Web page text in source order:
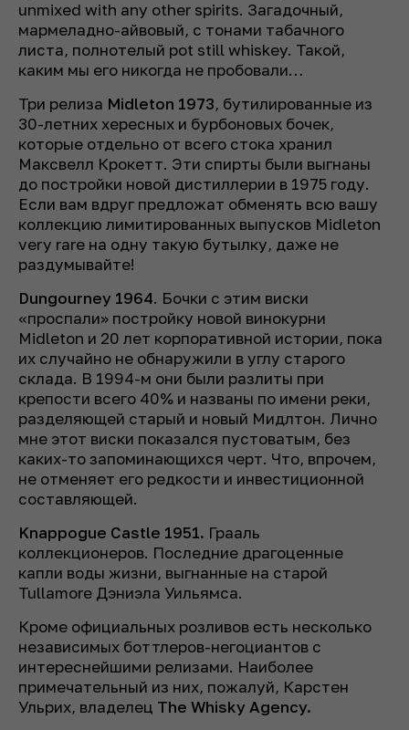
unmixed with any other spirits. Загадочный,
мармеладно-айвовый, с тонами табачного
листа, полнотелый pot still whiskey. Такой,
каким мы его никогда не пробовали…
Три релиза Midleton 1973, бутилированные из
30-летних хересных и бурбоновых бочек,
которые отдельно от всего стока хранил
Максвелл Крокетт. Эти спирты были выгнаны
до постройки новой дистиллерии в 1975 году.
Если вам вдруг предложат обменять всю вашу
коллекцию лимитированных выпусков Midleton
very rare на одну такую бутылку, даже не
раздумывайте!
Dungourney 1964. Бочки с этим виски
«проспали» постройку новой винокурни
Midleton и 20 лет корпоративной истории, пока
их случайно не обнаружили в углу старого
склада. В 1994-м они были разлиты при
крепости всего 40% и названы по имени реки,
разделяющей старый и новый Мидлтон. Лично
мне этот виски показался пустоватым, без
каких-то запоминающихся черт. Что, впрочем,
не отменяет его редкости и инвестиционной
составляющей.
Knappogue Castle 1951. Грааль
коллекционеров. Последние драгоценные
капли воды жизни, выгнанные на старой
Tullamore Дэниэла Уильямса.
Кроме официальных розливов есть несколько
независимых боттлеров-негоциантов с
интереснейшими релизами. Наиболее
примечательный из них, пожалуй, Карстен
Ульрих, владелец The Whisky Agency.